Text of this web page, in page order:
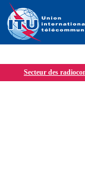
Secteur des